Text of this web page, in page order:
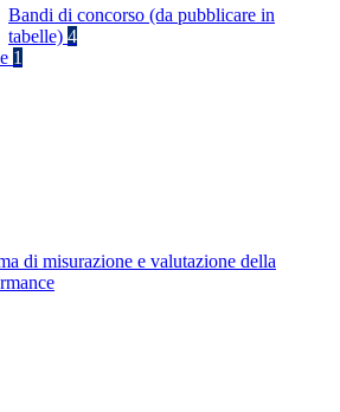
Bandi di concorso (da pubblicare in
tabelle) 4
1
di misurazione e valutazione della